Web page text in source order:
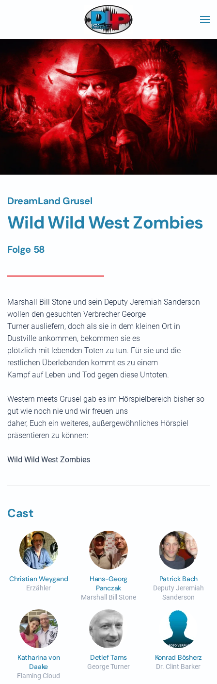
Skip to main content
DreamLand Grusel
Wild Wild West Zombies
Folge 58
Marshall Bill Stone und sein Deputy Jeremiah Sanderson
wollen den gesuchten Verbrecher George
Turner ausliefern, doch als sie in dem kleinen Ort in
Dustville ankommen, bekommen sie es
plötzlich mit lebenden Toten zu tun. Für sie und die
restlichen Überlebenden kommt es zu einem
Kampf auf Leben und Tod gegen diese Untoten.
Western meets Grusel gab es im Hörspielbereich bisher so
gut wie noch nie und wir freuen uns
daher, Euch ein weiteres, außergewöhnliches Hörspiel
präsentieren zu können:
Wild Wild West Zombies
Cast
Christian Weygand
Erzähler
Hans-Georg
Panczak
Marshall Bill Stone
Patrick Bach
Deputy Jeremiah
Sanderson
Katharina von
Daake
Flaming Cloud
Detlef Tams
George Turner
Konrad Bösherz
Dr. Clint Barker